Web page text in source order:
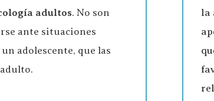
adultos. No son
ante situaciones
adolescente, que las
la